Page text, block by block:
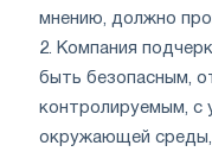
мнению, должно
2. Компания
быть безопасным,
контролируемым, с
окружающей среды,